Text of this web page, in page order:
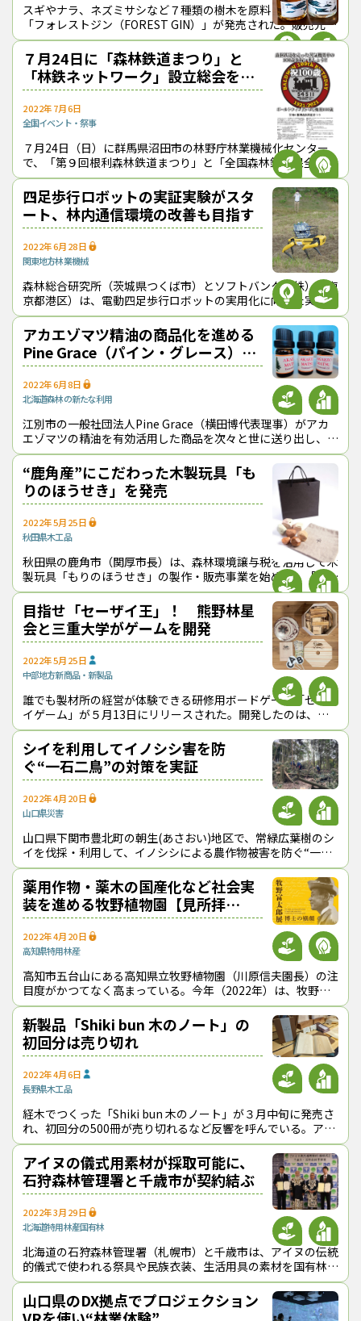
スギやナラ、ネズミサシなど７種類の樹木を原料にした蒸留酒
「フォレストジン（FOREST GIN）」が発売された。販売元
は、調香師とブランディング企業代表の２名が立ち上げた日本
草木研究所（東京都目黒区）
７月24日に「森林鉄道まつり」と
「林鉄ネットワーク」設立総会を開
催
2022年7月6日
全国イベント・祭事
７月24日（日）に群馬県沼田市の林野庁林業機械化センター
で、「第９回根利森林鉄道まつり」と「全国森林鉄道保全活動
団体連絡協議会（略称：林鉄ネットワーク）」の設立総会が開
催される。 「森林鉄道ま
四足歩行ロボットの実証実験がスタ
ート、林内通信環境の改善も目指す
2022年6月28日
関東地方林業機械
森林総合研究所（茨城県つくば市）とソフトバンク（株）（東
京都港区）は、電動四足歩行ロボットの実用化に向けた実証実
験の説明会とデモンストレーションを６月28日に森林総研内
で行った。 実証実験は、
アカエゾマツ精油の商品化を進める
Pine Grace（パイン・グレース）
【出口をつくる！】
2022年6月8日
北海道森林の新たな利用
江別市の一般社団法人Pine Grace（横田博代表理事）がアカ
エゾマツの精油を有効活用した商品を次々と世に送り出し、北
海道林業の可能性を広げている。
“鹿角産”にこだわった木製玩具「も
りのほうせき」を発売
2022年5月25日
秋田県木工品
秋田県の鹿角市（関厚市長）は、森林環境譲与税を活用して木
製玩具「もりのほうせき」の製作・販売事業を始めた。「もり
のほうせき」は、地場産の広葉樹を中心に１年以上自然乾燥さ
せた木材を加工したバランス積み
目指せ「セーザイ王」！ 熊野林星
会と三重大学がゲームを開発
2022年5月25日
中部地方新商品・新製品
誰でも製材所の経営が体験できる研修用ボードゲーム「セーザ
イゲーム」が５月13日にリリースされた。開発したのは、三
重県熊野市の21業者で構成する熊野林星会と三重大学。競り
や木取り、販売といった“木の商
シイを利用してイノシシ害を防
ぐ“一石二鳥”の対策を実証
2022年4月20日
山口県災害
山口県下関市豊北町の朝生(あさおい)地区で、常緑広葉樹のシ
イを伐採・利用して、イノシシによる農作物被害を防ぐ“一石
二鳥”の実証試験が行われている。 同県内には西部を中心にシ
イ資源が豊富にあり、
薬用作物・薬木の国産化など社会実
装を進める牧野植物園【見所拝
見！】
2022年4月20日
高知県特用林産
高知市五台山にある高知県立牧野植物園（川原信夫園長）の注
目度がかつてなく高まっている。今年（2022年）は、牧野富
太郎の生誕160年にあたり、同園では特別企画展などの記念事
業を展開中。来年（2023年
新製品「Shiki bun 木のノート」の
初回分は売り切れ
2022年4月6日
長野県木工品
経木でつくった「Shiki bun 木のノート」が３月中旬に発売さ
れ、初回分の500冊が売り切れるなど反響を呼んでいる。アカ
マツの経木や家具などを製造している（株）やまとわ（長野県
伊那市、中村博社長
アイヌの儀式用素材が採取可能に、
石狩森林管理署と千歳市が契約結ぶ
2022年3月29日
北海道特用林産国有林
北海道の石狩森林管理署（札幌市）と千歳市は、アイヌの伝統
的儀式で使われる祭具や民族衣装、生活用具の素材を国有林か
ら無料で採取できるようにする「アイヌ共用林野契約」を３月
29日に締結した。 同契
山口県のDX拠点でプロジェクション